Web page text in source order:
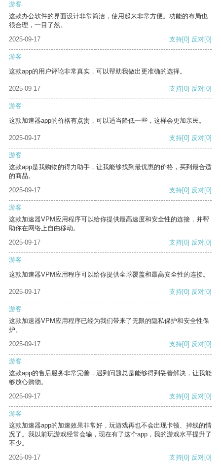
游客
这款办公软件的界面设计非常简洁，使用起来非常方便。功能的布局也
很合理，一目了然。
2025-09-17
支持[0] 反对[0]
游客
这款app的用户评论非常真实，可以帮助我做出更准确的选择。
2025-09-17 支持[0] 反对[0]
游客
这款加速器app的价格有点贵，可以适当降低一些，这样会更加亲民。
2025-09-17 支持[0] 反对[0]
游客
这款app是我购物的得力助手，让我能够找到最优惠的价格，买到最合适
的商品。
2025-09-17
支持[0] 反对[0]
游客
这款加速器VPM应用程序可以给你提供最高速度和安全性的连接，并帮
助你在网络上自由移动。
2025-09-17
支持[0] 反对[0]
游客
这款加速器VPM应用程序可以给你提供全球覆盖和最高安全性的连接。
2025-09-17 支持[0] 反对[0]
游客
这款加速器VPM应用程序已经为我们带来了无限的隐私保护和安全性保
护。
2025-09-17
支持[0] 反对[0]
游客
这款app的售后服务非常完善，遇到问题总是能够得到妥善解决，让我能
够放心购物。
2025-09-17
支持[0] 反对[0]
游客
这款加速器app的加速效果非常好，玩游戏再也不会出现卡顿、掉线的情
况了。我以前玩游戏经常会输，现在有了这个app，我的游戏水平提升了
不少。
2025-09-17
支持[0] 反对[0]